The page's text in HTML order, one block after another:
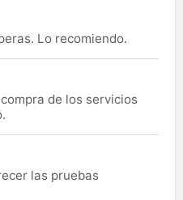
Lo recomiendo.
de los servicios
las pruebas